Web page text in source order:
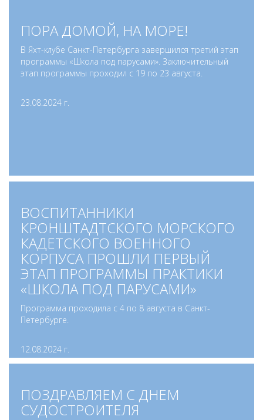
ПОРА ДОМОЙ, НА МОРЕ!
В Яхт-клубе Санкт-Петербурга завершился третий этап
программы «Школа под парусами». Заключительный
этап программы проходил с 19 по 23 августа.
23.08.2024 г.
ВОСПИТАННИКИ
КРОНШТАДТСКОГО МОРСКОГО
КАДЕТСКОГО ВОЕННОГО
КОРПУСА ПРОШЛИ ПЕРВЫЙ
ЭТАП ПРОГРАММЫ ПРАКТИКИ
«ШКОЛА ПОД ПАРУСАМИ»
Программа проходила с 4 по 8 августа в Санкт-
Петербурге.
12.08.2024 г.
ПОЗДРАВЛЯЕМ С ДНЕМ
СУДОСТРОИТЕЛЯ